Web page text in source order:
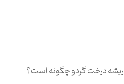
ریشه درخت گردو چگونه است؟